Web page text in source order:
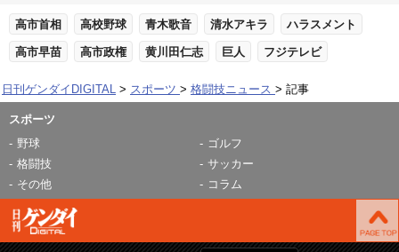
高市首相 高校野球 青木歌音 清水アキラ ハラスメント
高市早苗 高市政権 黄川田仁志 巨人 フジテレビ
日刊ゲンダイDIGITAL スポーツ 格闘技ニュース 記事
スポーツ
野球
ゴルフ
格闘技
サッカー
その他
コラム